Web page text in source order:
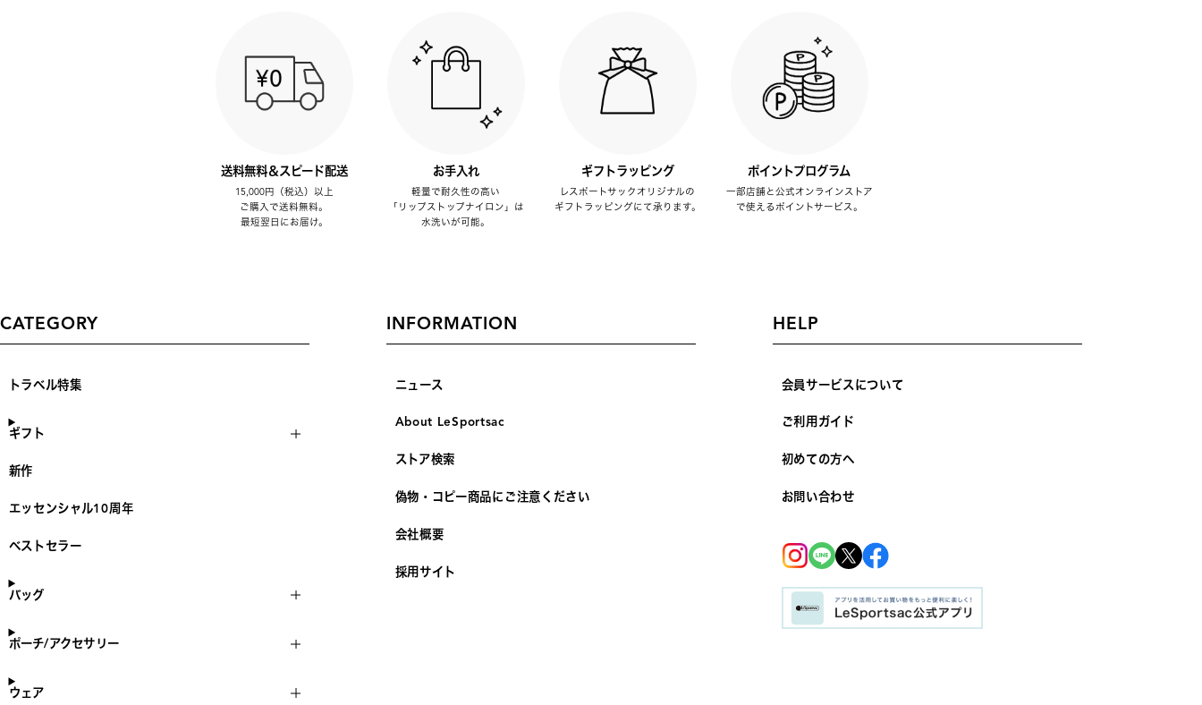
送料無料＆スピード配送
15,000円（税込）以上
ご購入で送料無料。
最短翌日にお届け。
お手入れ
軽量で耐久性の高い
「リップストップナイロン」は
水洗いが可能。
ギフトラッピング
レスポートサックオリジナルの
ギフトラッピングにて承ります。
ポイントプログラム
一部店舗と公式オンラインストア
で使えるポイントサービス。
CATEGORY
トラベル特集
ギフト
新作
エッセンシャル10周年
ベストセラー
バッグ
ポーチ/アクセサリー
ウェア
INFORMATION
ニュース
About LeSportsac
ストア検索
偽物・コピー商品にご注意ください
会社概要
採用サイト
HELP
会員サービスについて
ご利用ガイド
初めての方へ
お問い合わせ